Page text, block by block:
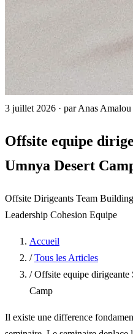
3 juillet 2026 · par Anas Amalou
Offsite equipe
Umnya Desert
Offsite Dirigeants Team
Leadership Cohesion Equipe
Accueil
/ Tous les Articles
/ Offsite equipe dirigeante
Camp
Il existe une difference